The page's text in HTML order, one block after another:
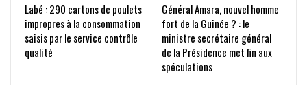
Labé : 290 cartons de poulets
impropres à la consommation
saisis par le service contrôle
qualité
Général Amara, nouvel homme
fort de la Guinée ? : le
ministre secrétaire général
de la Présidence met fin aux
spéculations